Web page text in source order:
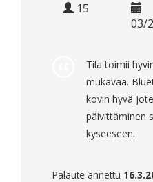
15
03/
Tila toimii
mukavaa.
kovin hyvä
päivittäminen
kyseeseen.
Palaute annettu